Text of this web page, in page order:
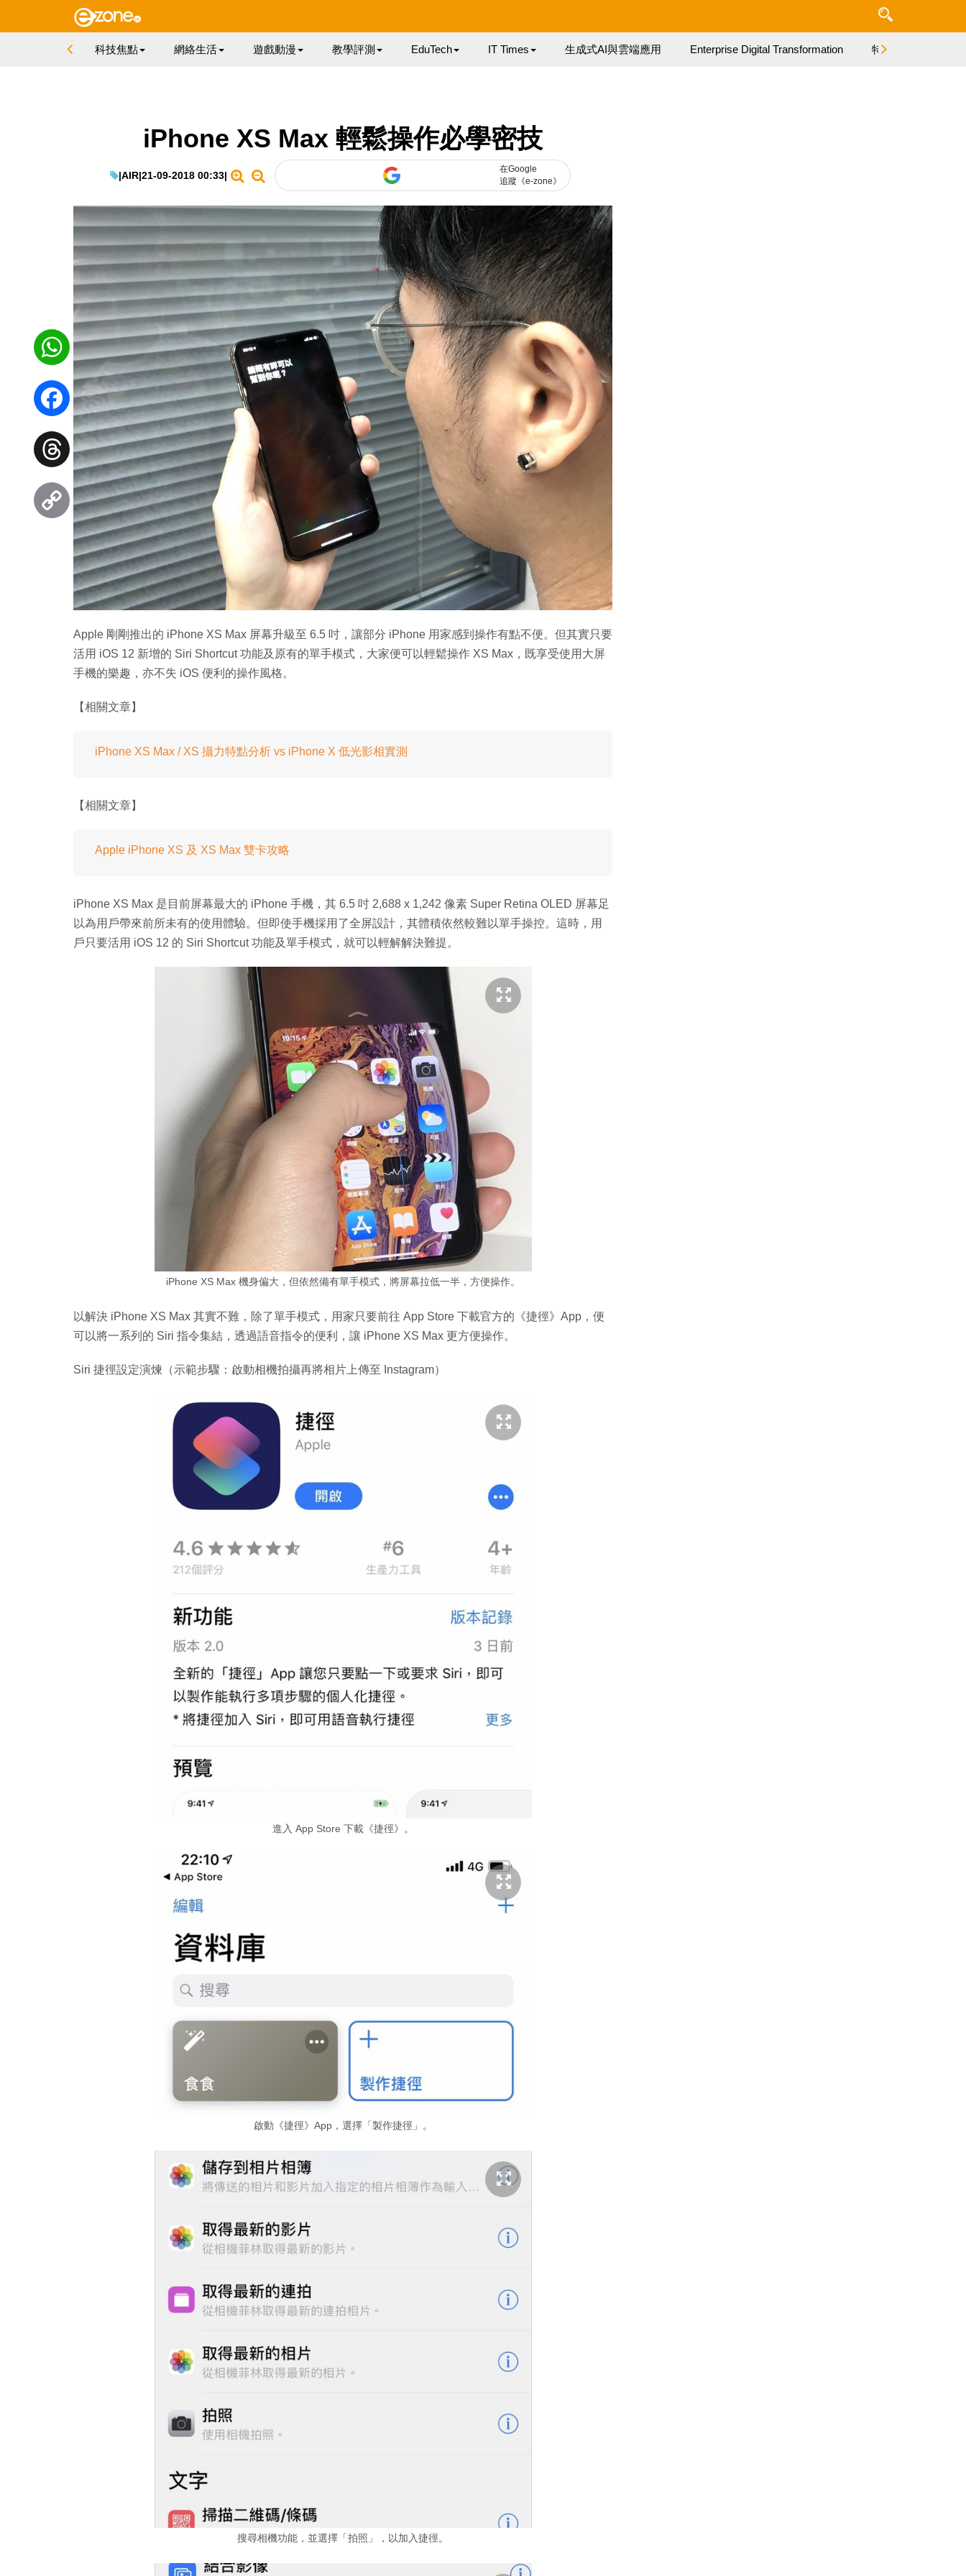
科技焦點 網絡生活 遊戲動漫 教學評測 EduTech IT Times 生成式AI與雲端應用 Enterprise Digital Transformation 特集
iPhone XS Max 輕鬆操作必學密技
|AIR|21-09-2018 00:33|
在Google
追蹤《e-zone》
Apple 剛剛推出的 iPhone XS Max 屏幕升級至 6.5 吋，讓部分 iPhone 用家感到操作有點不便。但其實只要
活用 iOS 12 新增的 Siri Shortcut 功能及原有的單手模式，大家便可以輕鬆操作 XS Max，既享受使用大屏
手機的樂趣，亦不失 iOS 便利的操作風格。
【相關文章】
iPhone XS Max / XS 攝力特點分析 vs iPhone X 低光影相實測
【相關文章】
Apple iPhone XS 及 XS Max 雙卡攻略
iPhone XS Max 是目前屏幕最大的 iPhone 手機，其 6.5 吋 2,688 x 1,242 像素 Super Retina OLED 屏幕足
以為用戶帶來前所未有的使用體驗。但即使手機採用了全屏設計，其體積依然較難以單手操控。這時，用
戶只要活用 iOS 12 的 Siri Shortcut 功能及單手模式，就可以輕解解決難提。
iPhone XS Max 機身偏大，但依然備有單手模式，將屏幕拉低一半，方便操作。
以解決 iPhone XS Max 其實不難，除了單手模式，用家只要前往 App Store 下載官方的《捷徑》App，便
可以將一系列的 Siri 指令集結，透過語音指令的便利，讓 iPhone XS Max 更方便操作。
Siri 捷徑設定演煉（示範步驟：啟動相機拍攝再將相片上傳至 Instagram）
進入 App Store 下載《捷徑》。
啟動《捷徑》App，選擇「製作捷徑」。
搜尋相機功能，並選擇「拍照」，以加入捷徑。
WhatsApp
Facebook
Threads
Copy
Link